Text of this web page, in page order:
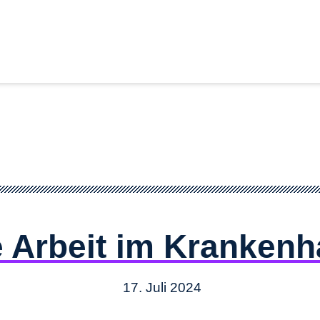
Arbeit im
17. Juli 2024